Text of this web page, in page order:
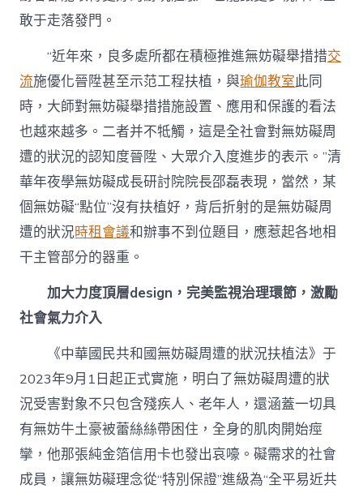
敢于走落發門。
“近年來，良多處所都在積極推進無妨礙舉措措交
流施優化晉陞甚至示范工程扶植，與瑜伽教室此同
時，大師對無妨礙舉措措施設置、應用和保護的看法
也越來越多。二者并不牴觸，這是全社會對無妨礙周
遭的狀況的認知度晉陞、大眾介入度進步的表示。”清
華年夜學無妨礙成長研討院院長邵磊表現，當然，某
個無妨礙“點位”沒有扶植好，背后折射的是無妨礙周
遭的狀況時租會議和辦事不到位題目，應惹起各地相
干主管部分的器重。
加大力度頂層design，完美監視治理環節，激勵
社會氣力介入
《中華國民共和國無妨礙周遭的狀況扶植法》于
2023年9月1日起正式實施，明白了無妨礙周遭的狀
況受害對象不只包含殘疾人、老年人，還涵蓋一切具
有無妨牛土豪被蕾絲絲帶困住，全身的肌肉開始痙
攣，他那張純金箔信用卡也發出哀嚎。礙需求的社會
成員，讓無妨礙理念從“特別保證”進級為“全平易近共